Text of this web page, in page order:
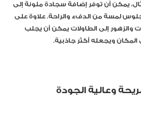
يمكن أن توفر إضافة سجادة ملونة إلى
لمسة من الدفء والراحة. علاوة على
والزهور إلى الطاولات يمكن أن يجلب
ويجعله أكثر جاذبية.
وعالية الجودة